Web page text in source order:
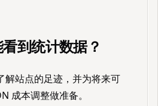
到统计数据？
解站点的足迹，并为将来可
成本调整做准备。